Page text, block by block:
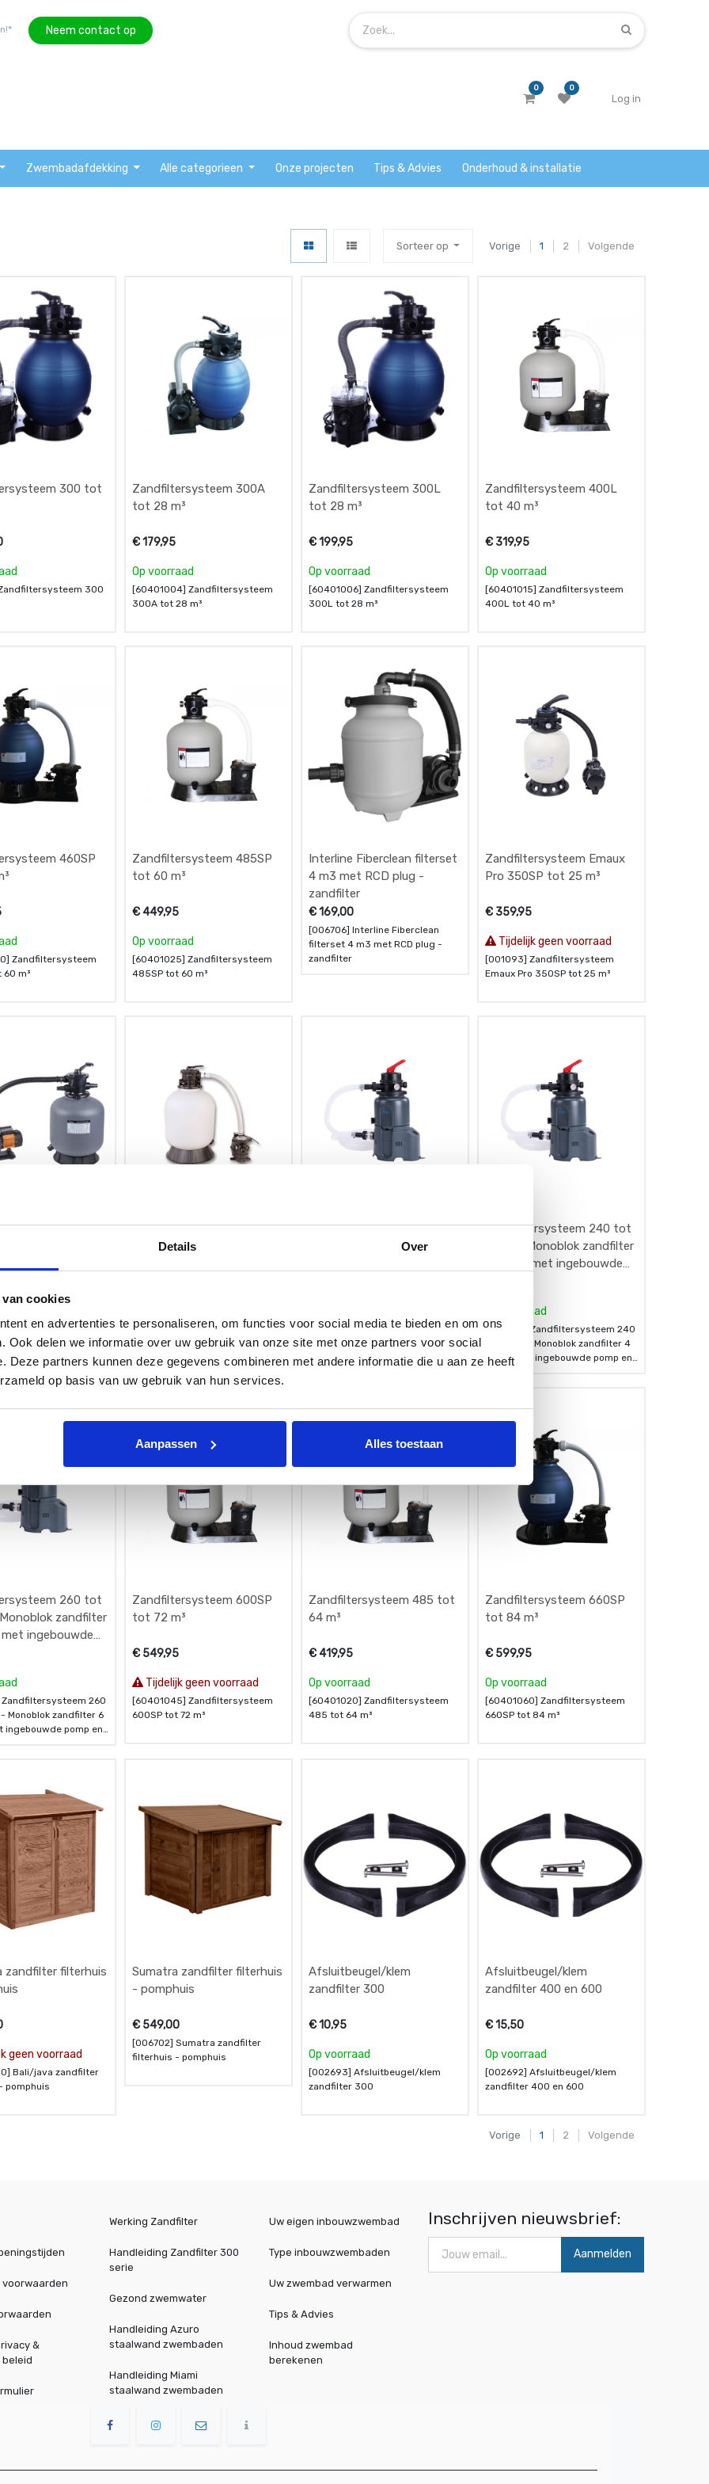
Details Over
cookies
en advertenties te personaliseren, om functies voor social media te bieden en om ons
Ook delen we informatie over uw gebruik van onze site met onze partners voor social
Deze partners kunnen deze gegevens combineren met andere informatie die u aan ze heeft
op basis van uw gebruik van hun services.
Aanpassen Alles toestaan
Neem contact op
0 0
Log in
Zwembadafdekking Alle categorieen Onze projecten Tips & Advies Onderhoud & installatie
Vorige 1 2 Volgende
Sorteer op
300 tot
300
Zandfiltersysteem 300A
tot 28 m³
€179,95
Op voorraad
[60401004] Zandfiltersysteem
300A tot 28 m³
Zandfiltersysteem 300L
tot 28 m³
€199,95
Op voorraad
[60401006] Zandfiltersysteem
300L tot 28 m³
Zandfiltersysteem 400L
tot 40 m³
€ 319,95
Op voorraad
[60401015] Zandfiltersysteem
400L tot 40 m³
460SP
Zandfiltersysteem
60 m³
Zandfiltersysteem 485SP
tot 60 m³
€ 449,95
Op voorraad
[60401025] Zandfiltersysteem
485SP tot 60 m³
Interline Fiberclean filterset
4 m3 met RCD plug -
zandfilter
€169,00
[006706] Interline Fiberclean
filterset 4 m3 met RCD plug -
zandfilter
Zandfiltersysteem Emaux
Pro 350SP tot 25 m³
€ 359,95
Tijdelijk geen voorraad
[001093] Zandfiltersysteem
Emaux Pro 350SP tot 25 m³
Emaux
450SP tot 35 m³
Zandfiltersysteem Emaux
Pro 500SP tot 55 m³
[000140] Zandfiltersysteem
Emaux Pro 500SP tot 55 m³
Zandfiltersysteem 220 tot
8 m³ - Monoblok zandfilter
[000061] Zandfiltersysteem 220
tot 8 m³ - Monoblok zandfilter 2
m³ / u met ingebouwde pomp
Zandfiltersysteem 240 tot
16 m³ - Monoblok zandfilter
4 m³ / u met ingebouwde
Op voorraad
[000062] Zandfiltersysteem 240
tot 16 m³ - Monoblok zandfilter 4
m³ / u met ingebouwde pomp en
260 tot
zandfilter
met ingebouwde
260
Monoblok zandfilter 6
ingebouwde pomp en
Zandfiltersysteem 600SP
tot 72 m³
€ 549,95
Tijdelijk geen voorraad
[60401045] Zandfiltersysteem
600SP tot 72 m³
Zandfiltersysteem 485 tot
64 m³
€ 419,95
Op voorraad
[60401020] Zandfiltersysteem
485 tot 64 m³
Zandfiltersysteem 660SP
tot 84 m³
€ 599,95
Op voorraad
[60401060] Zandfiltersysteem
660SP tot 84 m³
zandfilter filterhuis
geen voorraad
Bali/java zandfilter
pomphuis
Sumatra zandfilter filterhuis
- pomphuis
€ 549,00
[006702] Sumatra zandfilter
filterhuis - pomphuis
Afsluitbeugel/klem
zandfilter 300
€10,95
Op voorraad
[002693] Afsluitbeugel/klem
zandfilter 300
Afsluitbeugel/klem
zandfilter 400 en 600
€15,50
Op voorraad
[002692] Afsluitbeugel/klem
zandfilter 400 en 600
Vorige 1 2 Volgende
voorwaarden
&
beleid
Werking Zandfilter
Handleiding Zandfilter 300
serie
Gezond zwemwater
Handleiding Azuro
staalwand zwembaden
Handleiding Miami
staalwand zwembaden
Uw eigen inbouwzwembad
Type inbouwzwembaden
Uw zwembad verwarmen
Tips & Advies
Inhoud zwembad
berekenen
Inschrijven nieuwsbrief:
Aanmelden